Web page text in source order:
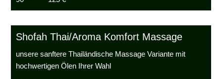
Shofah Thai/Aroma Komfort Massage
unsere sanftere Thailändische Massage Variante mit
hochwertigen Ölen Ihrer Wahl